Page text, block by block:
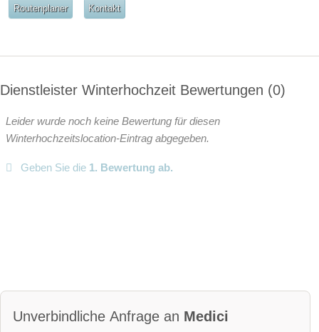
ganztags geöffnet
ganztags geöffnet
ganztags geöffnet
Routenplaner Kontakt
Dienstleister Winterhochzeit Bewertungen 0
Leider wurde noch keine Bewertung für diesen
Winterhochzeitslocation-Eintrag abgegeben.
Geben Sie die 1. Bewertung ab.
Unverbindliche Anfrage an Medici